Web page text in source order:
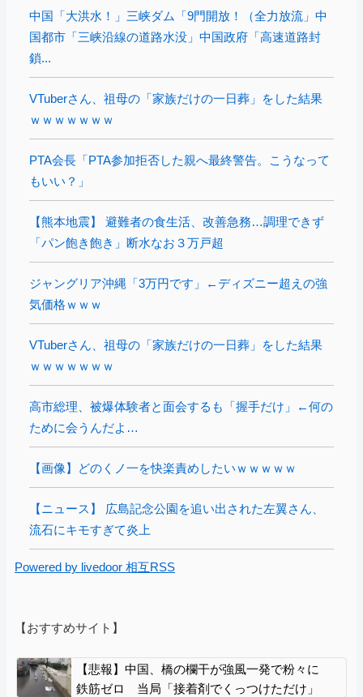
中国「大洪水！」三峡ダム「9門開放！（全力放流」中
国都市「三峡沿線の道路水没」中国政府「高速道路封
鎖...
VTuberさん、祖母の「家族だけの一日葬」をした結果
ｗｗｗｗｗｗｗ
PTA会長「PTA参加拒否した親へ最終警告。こうなって
もいい？」
【熊本地震】 避難者の食生活、改善急務…調理できず
「パン飽き飽き」断水なお３万戸超
ジャングリア沖縄「3万円です」←ディズニー超えの強
気価格ｗｗｗ
VTuberさん、祖母の「家族だけの一日葬」をした結果
ｗｗｗｗｗｗｗ
高市総理、被爆体験者と面会するも「握手だけ」←何の
ために会うんだよ…
【画像】どのくノ一を快楽責めしたいｗｗｗｗｗ
【ニュース】 広島記念公園を追い出された左翼さん、
流石にキモすぎて炎上
Powered by livedoor 相互RSS
【おすすめサイト】
【悲報】中国、橋の欄干が強風一発で粉々に
鉄筋ゼロ 当局「接着剤でくっつけただけ」